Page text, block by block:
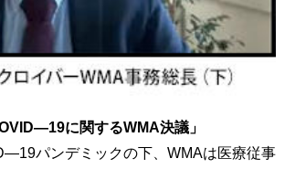
に関するWMA決議」
パンデミックの下、WMAは医療従事